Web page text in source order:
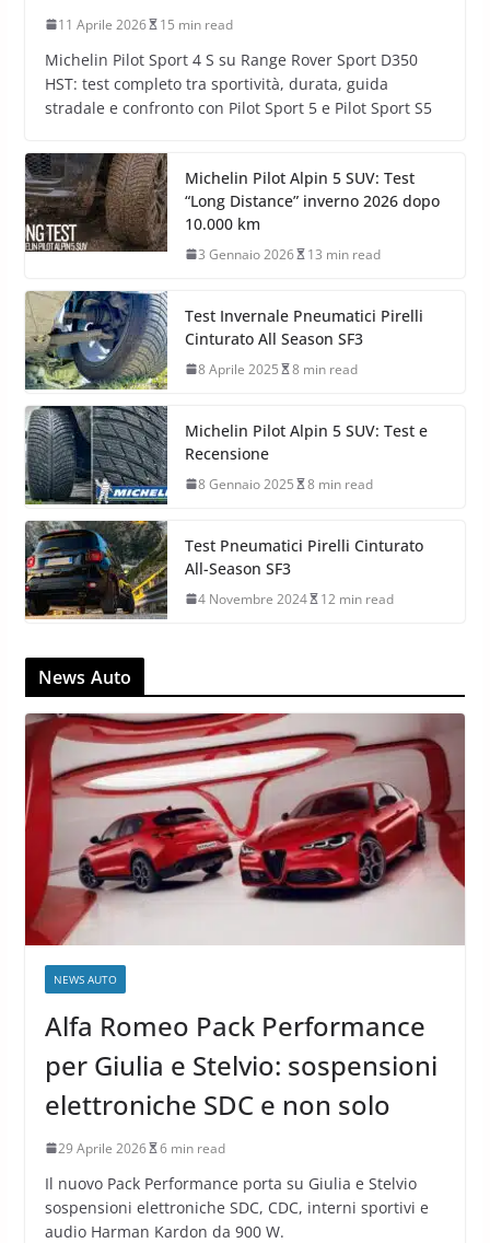
11 Aprile 2026 15 min read
Michelin Pilot Sport 4 S su Range Rover Sport D350
HST: test completo tra sportività, durata, guida
stradale e confronto con Pilot Sport 5 e Pilot Sport S5
Michelin Pilot Alpin 5 SUV: Test
“Long Distance” inverno 2026 dopo
10.000 km
3 Gennaio 2026 13 min read
Test Invernale Pneumatici Pirelli
Cinturato All Season SF3
8 Aprile 2025 8 min read
Michelin Pilot Alpin 5 SUV: Test e
Recensione
8 Gennaio 2025 8 min read
Test Pneumatici Pirelli Cinturato
All-Season SF3
4 Novembre 2024 12 min read
News Auto
NEWS AUTO
Alfa Romeo Pack Performance
per Giulia e Stelvio: sospensioni
elettroniche SDC e non solo
29 Aprile 2026 6 min read
Il nuovo Pack Performance porta su Giulia e Stelvio
sospensioni elettroniche SDC, CDC, interni sportivi e
audio Harman Kardon da 900 W.